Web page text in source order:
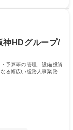
選択肢があり、公募
チャーが浸透してい
神HDグループ/
予算等の管理、設備投資
る幅広い総務人事業務全